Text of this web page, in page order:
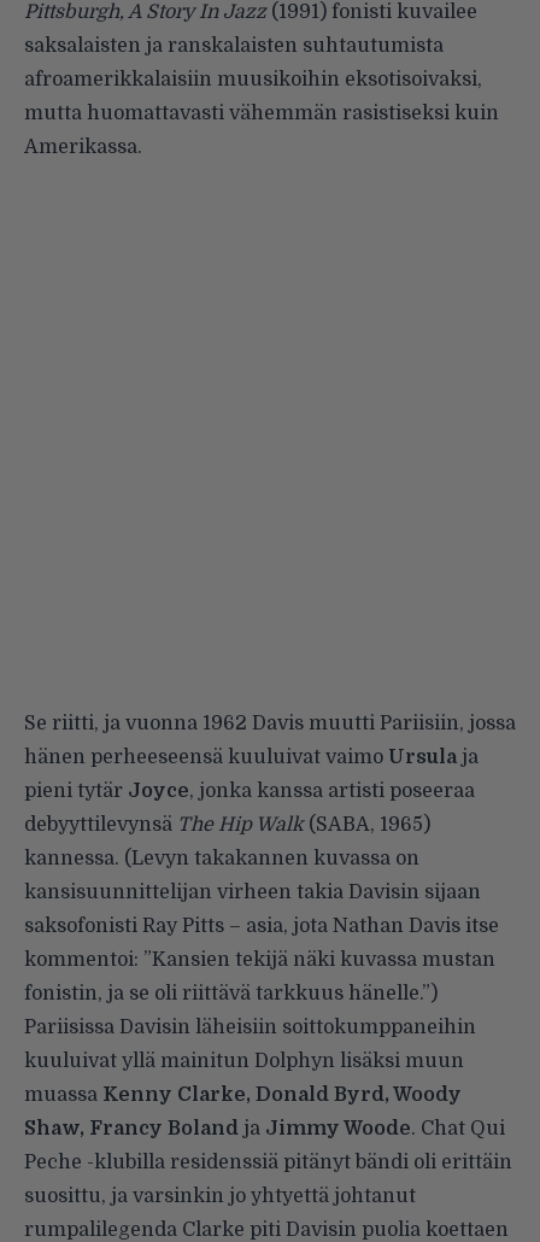
Pittsburgh, A Story In Jazz(1991) fonisti kuvailee
saksalaisten ja ranskalaisten suhtautumista
afroamerikkalaisiin muusikoihin eksotisoivaksi,
mutta huomattavasti vähemmän rasistiseksi kuin
Amerikassa.
Se riitti, ja vuonna 1962 Davis muutti Pariisiin, jossa
hänen perheeseensä kuuluivat vaimo Ursulaja
pieni tytär Joyce, jonka kanssa artisti poseeraa
debyyttilevynsä The Hip Walk (SABA, 1965)
kannessa. (Levyn takakannen kuvassa on
kansisuunnittelijan virheen takia Davisin sijaan
saksofonisti Ray Pitts – asia, jota Nathan Davis itse
kommentoi: ”Kansien tekijä näki kuvassa mustan
fonistin, ja se oli riittävä tarkkuus hänelle.”)
Pariisissa Davisin läheisiin soittokumppaneihin
kuuluivat yllä mainitun Dolphyn lisäksi muun
muassa Kenny Clarke, Donald Byrd, Woody
Shaw, Francy Boland ja Jimmy Woode. Chat Qui
Peche -klubilla residenssiä pitänyt bändi oli erittäin
suosittu, ja varsinkin jo yhtyettä johtanut
rumpalilegenda Clarke piti Davisin puolia koettaen